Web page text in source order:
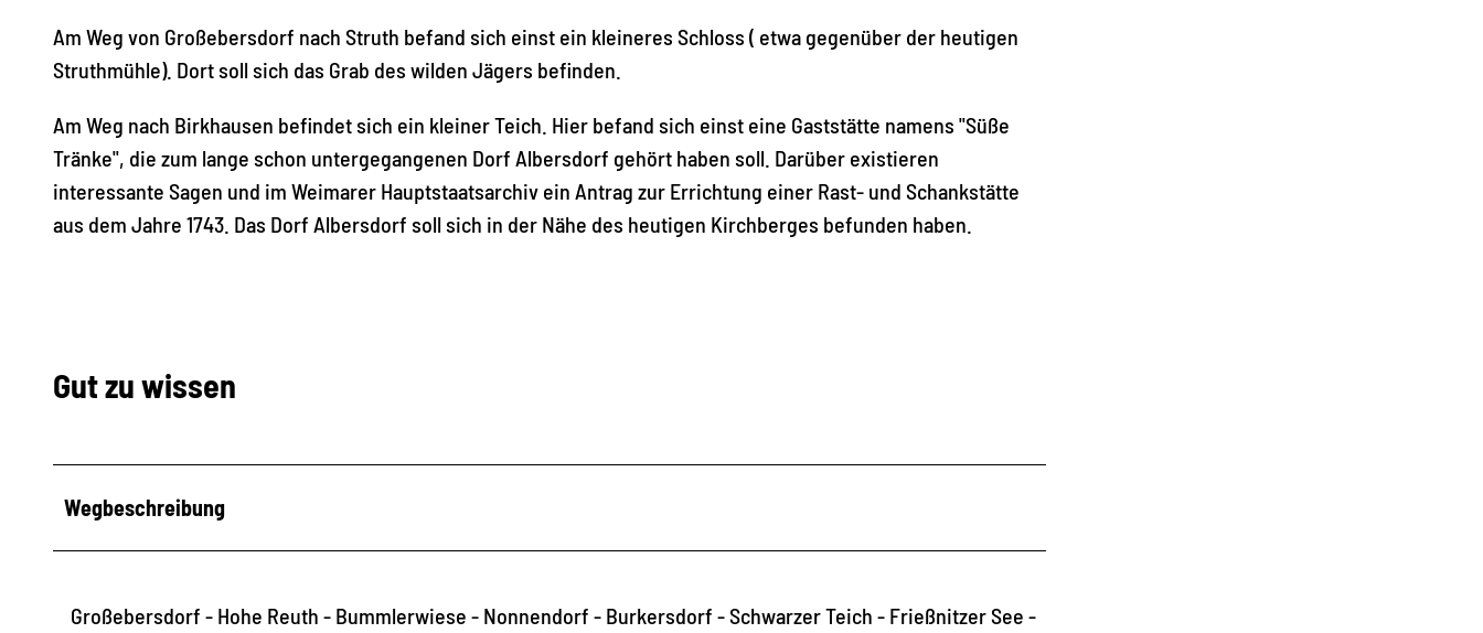
Am Weg von Großebersdorf nach Struth befand sich einst ein kleineres Schloss ( etwa gegenüber der heutigen
Struthmühle). Dort soll sich das Grab des wilden Jägers befinden.
Am Weg nach Birkhausen befindet sich ein kleiner Teich. Hier befand sich einst eine Gaststätte namens "Süße
Tränke", die zum lange schon untergegangenen Dorf Albersdorf gehört haben soll. Darüber existieren
interessante Sagen und im Weimarer Hauptstaatsarchiv ein Antrag zur Errichtung einer Rast- und Schankstätte
aus dem Jahre 1743. Das Dorf Albersdorf soll sich in der Nähe des heutigen Kirchberges befunden haben.
Gut zu wissen
Wegbeschreibung
Großebersdorf - Hohe Reuth - Bummlerwiese - Nonnendorf - Burkersdorf - Schwarzer Teich - Frießnitzer See -